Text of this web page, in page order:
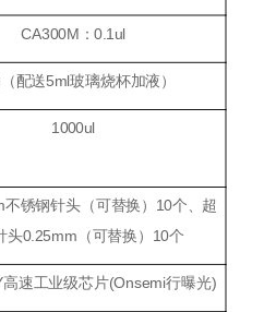
CA300M：0.1ul
配送5ml玻璃烧杯加液）
1000ul
不锈钢针头（可替换）10个、超
头0.25mm（可替换）10个
高速工业级芯片(Onsemi行曝光)